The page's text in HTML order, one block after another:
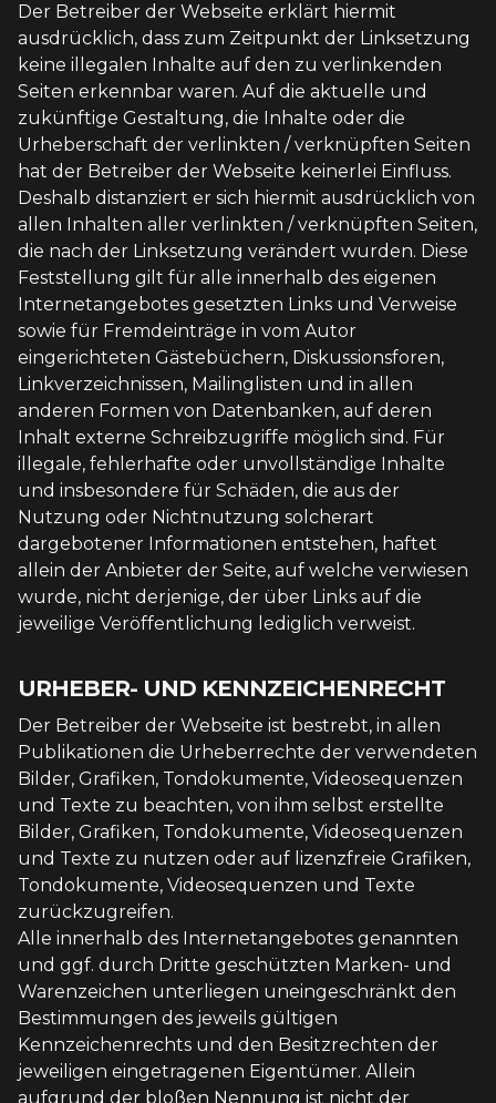
Der Betreiber der Webseite erklärt hiermit
ausdrücklich, dass zum Zeitpunkt der Linksetzung
keine illegalen Inhalte auf den zu verlinkenden
Seiten erkennbar waren. Auf die aktuelle und
zukünftige Gestaltung, die Inhalte oder die
Urheberschaft der verlinkten / verknüpften Seiten
hat der Betreiber der Webseite keinerlei Einfluss.
Deshalb distanziert er sich hiermit ausdrücklich von
allen Inhalten aller verlinkten / verknüpften Seiten,
die nach der Linksetzung verändert wurden. Diese
Feststellung gilt für alle innerhalb des eigenen
Internetangebotes gesetzten Links und Verweise
sowie für Fremdeinträge in vom Autor
eingerichteten Gästebüchern, Diskussionsforen,
Linkverzeichnissen, Mailinglisten und in allen
anderen Formen von Datenbanken, auf deren
Inhalt externe Schreibzugriffe möglich sind. Für
illegale, fehlerhafte oder unvollständige Inhalte
und insbesondere für Schäden, die aus der
Nutzung oder Nichtnutzung solcherart
dargebotener Informationen entstehen, haftet
allein der Anbieter der Seite, auf welche verwiesen
wurde, nicht derjenige, der über Links auf die
jeweilige Veröffentlichung lediglich verweist.
URHEBER- UND KENNZEICHENRECHT
Der Betreiber der Webseite ist bestrebt, in allen
Publikationen die Urheberrechte der verwendeten
Bilder, Grafiken, Tondokumente, Videosequenzen
und Texte zu beachten, von ihm selbst erstellte
Bilder, Grafiken, Tondokumente, Videosequenzen
und Texte zu nutzen oder auf lizenzfreie Grafiken,
Tondokumente, Videosequenzen und Texte
zurückzugreifen.
Alle innerhalb des Internetangebotes genannten
und ggf. durch Dritte geschützten Marken- und
Warenzeichen unterliegen uneingeschränkt den
Bestimmungen des jeweils gültigen
Kennzeichenrechts und den Besitzrechten der
jeweiligen eingetragenen Eigentümer. Allein
aufgrund der bloßen Nennung ist nicht der